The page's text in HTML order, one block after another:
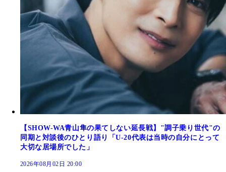
【SHOW-WA青山隼の果てしない延長戦】"調子乗り世代"の
同期と対談後のひとり語り「U-20代表は当時の自分にとって
大切な居場所でした」
2026年08月02日 20:00